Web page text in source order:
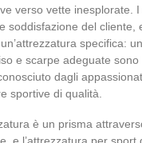
verso vette inesplorate.
soddisfazione del
specifica:
e scarpe adeguate
dagli
sportive di qualità.
è un prisma
e l’attrezzatura per